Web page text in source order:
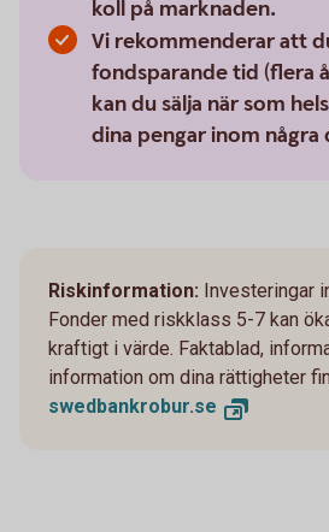
koll på marknaden.
Vi rekommenderar att
fondsparande tid (flera
kan du sälja när som
dina pengar inom några
Riskinformation: Investeringar
Fonder med riskklass 5-7 kan
kraftigt i värde. Faktablad,
information om dina rättigheter
swedbankrobur.se